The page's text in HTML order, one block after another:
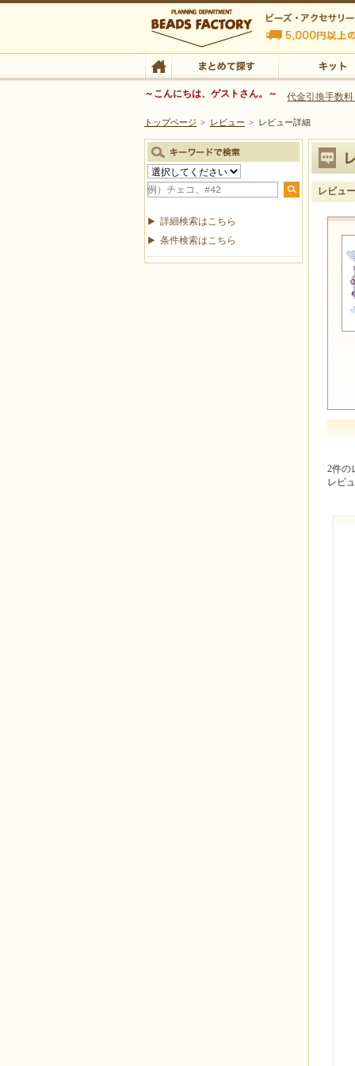
ビーズファクトリー ビーズ・パーツ・金具など
ビーズ・アクセサリ
ビーズ・アクセサリーの専門店 ビーズファクト
TOP まとめて探す
～こんにちは、ゲストさん。～ 代金引換手数
トップページ > レビュー > レビュー詳細
レビュ
2件の
レビ
詳細検索はこちら
条件検索はこちら